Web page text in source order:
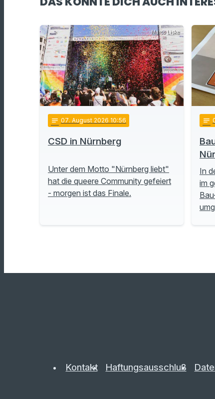
Marco Liske
notes 07. August 2026 10:56
CSD in Nürnberg
Unter dem Motto "Nürnberg liebt"
hat die queere Community gefeiert
- morgen ist das Finale.
notes
In
im
Kontakt Haftungsausschluß